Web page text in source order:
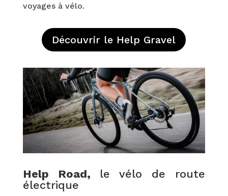
voyages à vélo.
Découvrir le Help Gravel
Help Road, le vélo de route
électrique